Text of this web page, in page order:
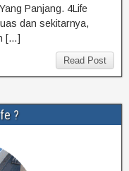
Panjang. 4Life
dan sekitarnya,
[…]
Read Post
?